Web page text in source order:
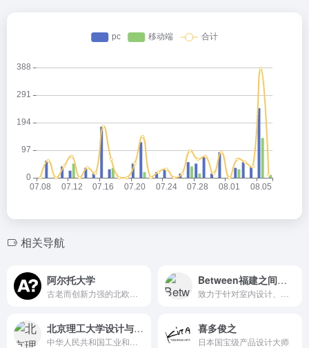
相关导航
阿尔托大学 Between福建之间设计
北京理工大学设计与艺术学院 喜多俊之
日本国宝级产品设计大师